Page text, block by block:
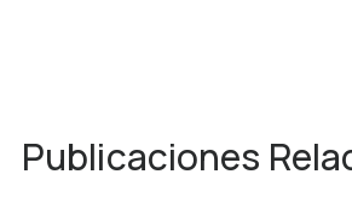
Publicaciones